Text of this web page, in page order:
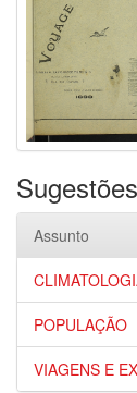
Assunto
POPULAÇÃO
VIAGENS E